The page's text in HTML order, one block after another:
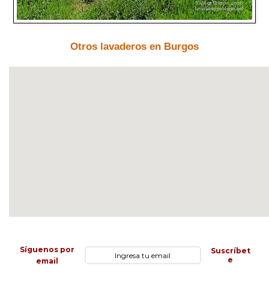
Otros lavaderos en Burgos
Síguenos por
email
Suscríbet
e